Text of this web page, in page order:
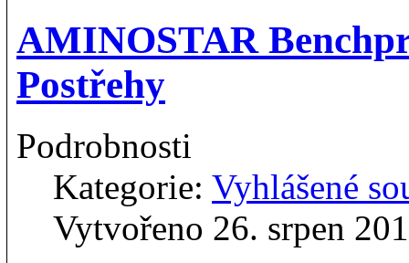
AMINOSTAR
Postřehy
Podrobnosti
Kategorie: Vyhlášené
Vytvořeno 26. srpen